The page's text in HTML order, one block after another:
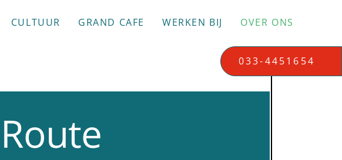
CULTUUR GRAND CAFE WERKEN BIJ OVER ONS
033-4451654
Route